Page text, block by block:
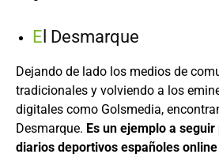
E l Desmarque
Dejando de lado los medios de
tradicionales y volviendo a los
digitales como Golsmedia,
Desmarque. Es un ejemplo a
diarios deportivos españoles online